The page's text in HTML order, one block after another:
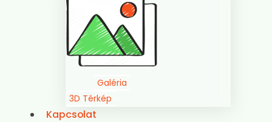
Galéria
3D Térkép
Kapcsolat